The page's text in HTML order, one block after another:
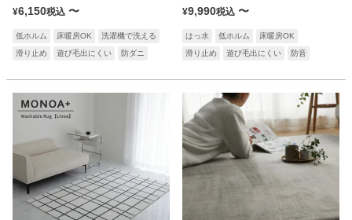
¥6,150税込 〜
低ホルム 床暖房OK
洗濯機で洗える
滑り止め
遊び毛出にくい 防ダニ
¥9,990税込 〜
はっ水 低ホルム
床暖房OK
滑り止め
遊び毛出にくい 防音